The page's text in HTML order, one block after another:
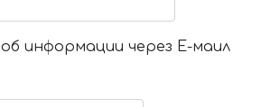
информации через Е-маил